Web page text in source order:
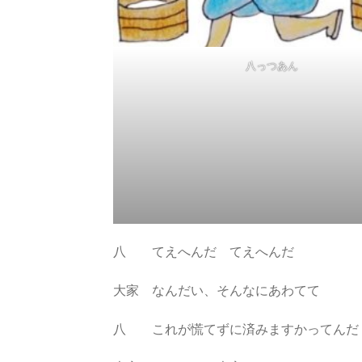
八っつあん
八 てえへんだ てえへんだ
大家 なんだい、そんなにあわてて
八 これが慌てずに済みますかってんだ